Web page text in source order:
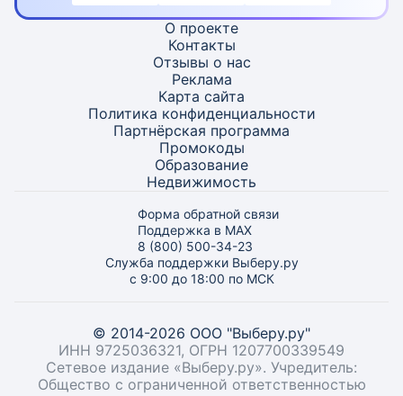
О проекте
Контакты
Отзывы о нас
Реклама
Карта сайта
Политика конфиденциальности
Партнёрская программа
Промокоды
Образование
Недвижимость
Форма обратной связи
Поддержка в MAX
8 (800) 500-34-23
Служба поддержки Выберу.ру
с 9:00 до 18:00 по МСК
© 2014-2026 ООО "Выберу.ру"
ИНН 9725036321, ОГРН 1207700339549
Сетевое издание «Выберу.ру». Учредитель:
Общество с ограниченной ответственностью